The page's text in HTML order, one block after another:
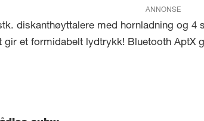
ANNONSE
diskanthøyttalere med hornladning og
gir et formidabelt lydtrykk! Bluetooth